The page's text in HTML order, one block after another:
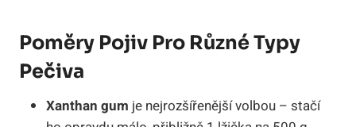
Poměry Pojiv Pro Různé Typy
Pečiva
Xanthan gum je nejrozšířenější volbou – stačí